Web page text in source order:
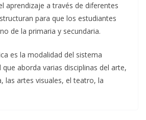
aprendizaje a través de diferentes
para que los estudiantes
de la primaria y secundaria.
es la modalidad del sistema
aborda varias disciplinas del arte,
las artes visuales, el teatro, la